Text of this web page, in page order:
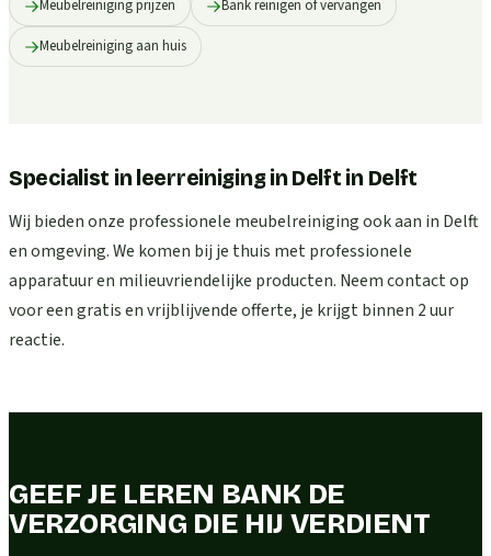
Meubelreiniging prijzen Bank reinigen of vervangen
Meubelreiniging aan huis
Specialist in leerreiniging in Delft in Delft
Wij bieden onze professionele meubelreiniging ook aan in Delft
en omgeving. We komen bij je thuis met professionele
apparatuur en milieuvriendelijke producten. Neem contact op
voor een gratis en vrijblijvende offerte, je krijgt binnen 2 uur
reactie.
GEEF JE LEREN BANK DE
VERZORGING DIE HIJ VERDIENT